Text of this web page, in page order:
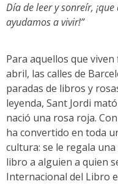
Día de leer y sonreír,
ayudamos a vivir!”
Para aquellos que viven
abril, las calles de
paradas de libros y
leyenda, Sant Jordi
nació una rosa roja.
ha convertido en toda
cultura: se le regala
libro a alguien a quien
Internacional del Libro